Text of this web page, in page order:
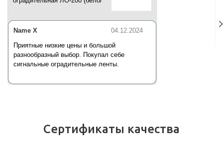
04.12.2024
Name X
Приятные низкие цены и большой
разнообразный выбор. Покупал себе
сигнальные оградительные ленты.
Сертификаты качества